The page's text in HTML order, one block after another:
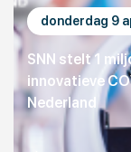
donderdag 9
SNN stelt 1
innovatieve
Nederland